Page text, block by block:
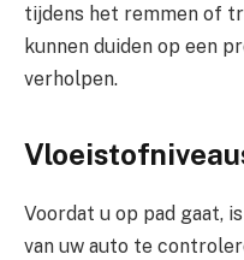
tijdens het remmen of
kunnen duiden op een
verholpen.
Voordat u op pad gaat,
van uw auto te